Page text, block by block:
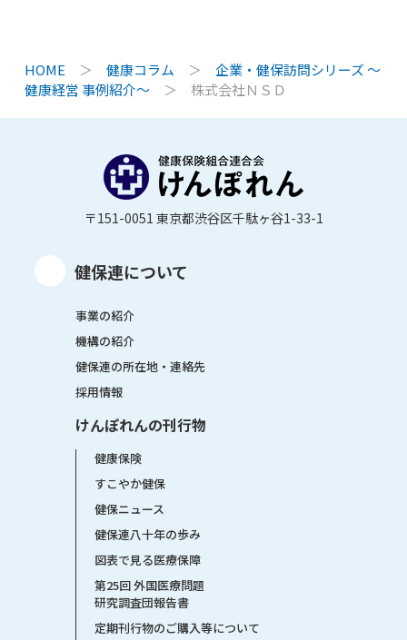
HOME＞ 健康コラム ＞ 企業・健保訪問シリーズ ～
健康経営 事例紹介～＞ 株式会社ＮＳＤ
〒151-0051 東京都渋谷区千駄ヶ谷1-33-1
健保連について
事業の紹介
機構の紹介
健保連の所在地・連絡先
採用情報
けんぽれんの刊行物
健康保険
すこやか健保
健保ニュース
健保連八十年の歩み
図表で見る医療保障
第25回 外国医療問題
研究調査団報告書
定期刊行物のご購入等について